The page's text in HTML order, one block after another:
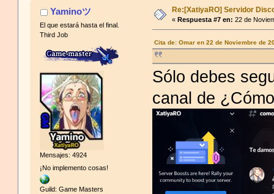
Cita de: Inquim en 25 de Agosto de
xatiya no existe atontaos
Yaminoツ
El que estará hasta el final.
Third Job
Mensajes: 4924
¡No implemento cosas!
Guild: Game Masters
Re:[XatiyaRO] Servidor
« Respuesta #7 en: 22 de
Cita de: Omar en 22 de Noviembre de
Sólo debes
canal de